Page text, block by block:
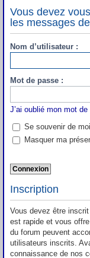
Vous devez
les messages
Nom d’utilisateur :
Mot de passe :
J’ai oublié mon mot
Se souvenir de moi
Masquer ma
Inscription
Vous devez être
est rapide et vous
du forum peuvent
utilisateurs inscrits.
connaissance de nos